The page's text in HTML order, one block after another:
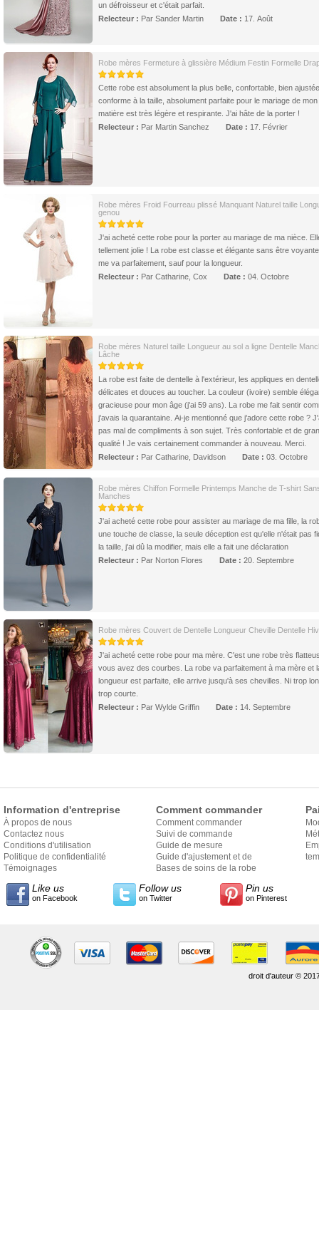
un défroisseur et c'était parfait.
Relecteur : Par Sander Martin Date : 17. Août
Robe mères Fermeture à glissière Médium Festin Formelle
Cette robe est absolument la plus belle, confortable, bien
conforme à la taille, absolument parfaite pour le mariage de
matière est très légère et respirante. J'ai hâte de la porter !
Relecteur : Par Martin Sanchez Date : 17. Février
Robe mères Froid Fourreau plissé Manquant Naturel taille
genou
J'ai acheté cette robe pour la porter au mariage de ma nièce.
tellement jolie ! La robe est classe et élégante sans être
me va parfaitement, sauf pour la longueur.
Relecteur : Par Catharine, Cox Date : 04. Octobre
Robe mères Naturel taille Longueur au sol a ligne Dentelle
Lâche
La robe est faite de dentelle à l'extérieur, les appliques en
délicates et douces au toucher. La couleur (ivoire) semble
gracieuse pour mon âge (j'ai 59 ans). La robe me fait sentir
j'avais la quarantaine. Ai-je mentionné que j'adore cette robe ?
pas mal de compliments à son sujet. Très confortable et de
qualité ! Je vais certainement commander à nouveau. Merci.
Relecteur : Par Catharine, Davidson Date : 03. Octobre
Robe mères Chiffon Formelle Printemps Manche de T-shirt
Manches
J'ai acheté cette robe pour assister au mariage de ma fille, la
une touche de classe, la seule déception est qu'elle n'était pas
la taille, j'ai dû la modifier, mais elle a fait une déclaration
Relecteur : Par Norton Flores Date : 20. Septembre
Robe mères Couvert de Dentelle Longueur Cheville Dentelle
J'ai acheté cette robe pour ma mère. C'est une robe très
vous avez des courbes. La robe va parfaitement à ma mère et
longueur est parfaite, elle arrive jusqu'à ses chevilles. Ni trop
trop courte.
Relecteur : Par Wylde Griffin Date : 14. Septembre
Information d'entreprise
À propos de nous
Contactez nous
Conditions d'utilisation
Politique de confidentialité
Témoignages
Comment commander
Comment commander
Suivi de commande
Guide de mesure
Guide d'ajustement et de
style
Bases de soins de la robe
Like us
on Facebook
Follow us
on Twitter
Pin us
on Pinterest
droit d'auteur ©